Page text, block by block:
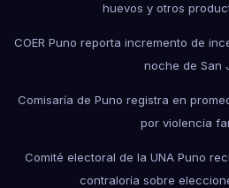
huevos y otros
COER Puno reporta incremento de
noche de San
Comisaría de Puno registra en
por violencia
Comité electoral de la UNA Puno
contraloría sobre